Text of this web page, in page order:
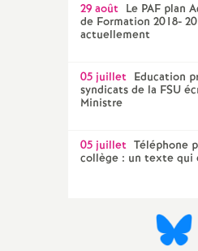
élections
29 août Le PAFplan
de Formation 2018-
actuellement
05 juillet Education
syndicats de la FSU
Ministre
05 juillet Téléphone
collège : un texte qui